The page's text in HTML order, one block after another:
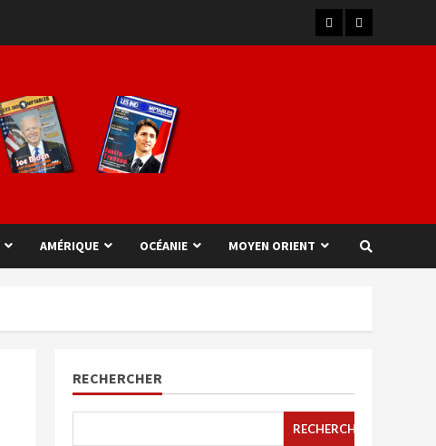
AMÉRIQUE OCÉANIE MOYEN ORIENT
RECHERCHER
RECHERCHER